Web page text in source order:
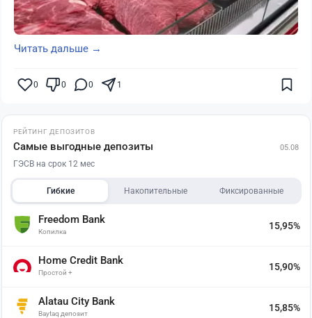
Читать дальше →
0 0 0 1
РЕЙТИНГ ДЕПОЗИТОВ
Самые выгодные депозиты 05.08
ГЭСВ на срок 12 мес
Гибкие Накопительные Фиксированные
Freedom Bank
Копилка
15,95%
Home Credit Bank
Простой +
15,90%
Alatau City Bank
Baytaq депозит
15,85%